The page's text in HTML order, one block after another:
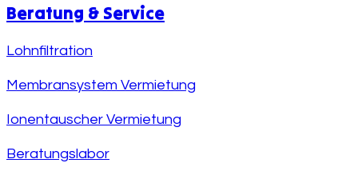
Beratung & Service
Lohnfiltration
Membransystem Vermietung
Ionentauscher Vermietung
Beratungslabor